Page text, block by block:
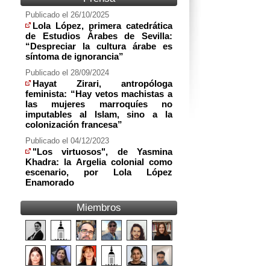
Publicado el 26/10/2025
Lola López, primera catedrática
de Estudios Árabes de Sevilla:
“Despreciar la cultura árabe es
síntoma de ignorancia”
Publicado el 28/09/2024
Hayat Zirari, antropóloga
feminista: “Hay vetos machistas a
las mujeres marroquíes no
imputables al Islam, sino a la
colonización francesa”
Publicado el 04/12/2023
"Los virtuosos", de Yasmina
Khadra: la Argelia colonial como
escenario, por Lola López
Enamorado
Miembros